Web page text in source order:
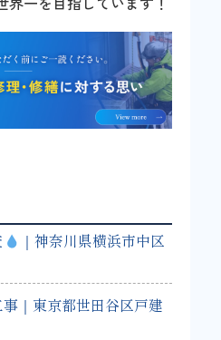
｜神奈川県横浜市中区
｜東京都世田谷区戸建